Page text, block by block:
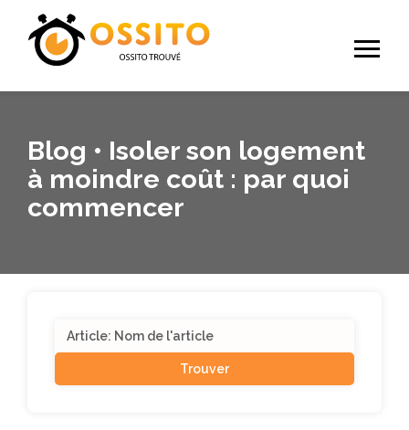
Blog • Isoler son logement
à moindre coût : par quoi
commencer
for: